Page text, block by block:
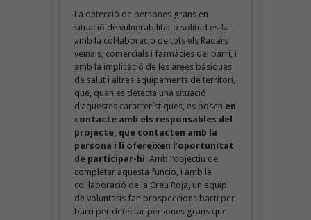
La detecció de persones grans en
situació de vulnerabilitat o solitud es fa
amb la col·laboració de tots els Radars
veïnals, comercials i farmàcies del barri, i
amb la implicació de les àrees bàsiques
de salut i altres equipaments de territori,
que, quan es detecta una situació
d’aquestes característiques, es posen en
contacte amb els responsables del
projecte, que contacten amb la
persona i li ofereixen l’oportunitat
de participar-hi. Amb l’objectiu de
completar aquesta funció, i amb la
col·laboració de la Creu Roja, un equip
de voluntaris fan prospeccions barri per
barri per detectar persones grans que